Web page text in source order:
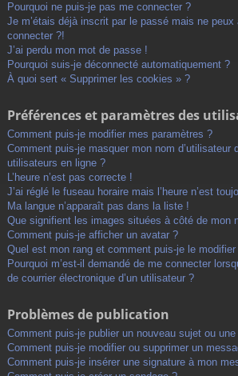
Pourquoi ne puis-je pas me connecter ?
Je m’étais déjà inscrit par le passé mais ne
connecter ?!
J’ai perdu mon mot de passe !
Pourquoi suis-je déconnecté automatiquement ?
À quoi sert « Supprimer les cookies » ?
Préférences et paramètres des
Comment puis-je modifier mes paramètres ?
Comment puis-je masquer mon nom d’utilisateur
utilisateurs en ligne ?
L’heure n’est pas correcte !
J’ai réglé le fuseau horaire mais l’heure n’est
Ma langue n’apparaît pas dans la liste !
Que signifient les images situées à côté de mon
Comment puis-je afficher un avatar ?
Quel est mon rang et comment puis-je le modifier
Pourquoi m’est-il demandé de me connecter
de courrier électronique d’un utilisateur ?
Problèmes de publication
Comment puis-je publier un nouveau sujet ou
Comment puis-je modifier ou supprimer un
Comment puis-je insérer une signature à mon